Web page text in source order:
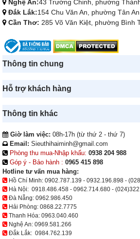
Nghệ An:43 Trường Chinh, phường
Đắk Lắk:154 Chu Văn An, phường Tân An
Cần Thơ: 285 Võ Văn Kiệt, phường Bình
Thông tin chung
Hỗ trợ khách hàng
Thông tin khác
Giờ làm việc: 08h-17h (từ thứ 2 - thứ 7)
Email: Sieuthihaiminh@gmail.com
Phòng thu mua-Nhập khẩu: 0938 204 988
Góp ý - Bảo hành : 0965 415 898
Hotline tư vấn mua hàng:
Hồ Chí Minh: 0902.787.139 - 0932.196.898 -
Hà Nội: 0918.486.458 - 0962.714.680 -
Đà Nẵng: 0962.986.450
Hải Phòng: 0868.22.7775
Thanh Hóa: 0963.040.460
Nghệ An: 0969.581.266
Đắk Lắk: 0984.762.139